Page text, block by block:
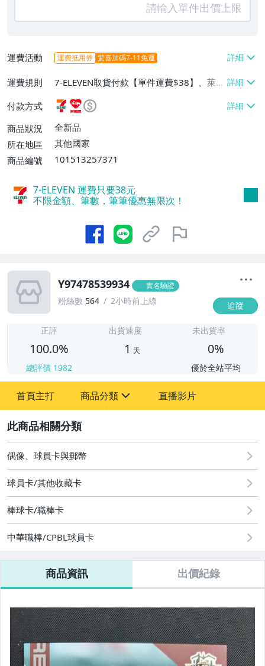
運費活動 運費抵用券 驚喜加碼7-11免運
運費規則
7-ELEVEN取貨付款【單件運費$38】、萊爾
富取貨付款【單件運費$60】、郵局掛號
【單件運費$50、滿100件或消費滿$10000
免運費】
付款方式
商品狀況
全新品
所在地區
其他國家
商品編號
101513257371
7-ELEVEN 運費只要38元
不限金額、筆數，筆筆優惠無限次！
Y97478539934 實名驗證
粉絲數 564 2小時前上線 追蹤
正評
100.0%
總評價 1982
出貨速度
1 天
未出貨率
0%
優於全站平均
首頁主打 商品分類
偶像、球員卡與郵幣
直播影片
偶像、球員卡與郵幣
球員卡/其他收藏卡
棒球卡/職棒卡
中華職棒/CPBL球員卡
商品資訊 出價紀錄